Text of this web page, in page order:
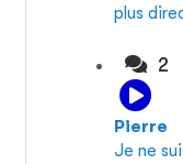
plus
2
Pierre
Je ne